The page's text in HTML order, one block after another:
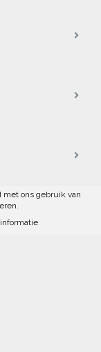
met ons gebruik van